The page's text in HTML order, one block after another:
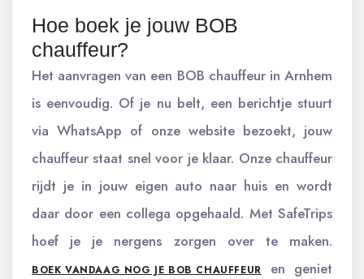
Hoe boek je jouw BOB
chauffeur?
Het aanvragen van een BOB chauffeur in Arnhem
is eenvoudig. Of je nu belt, een berichtje stuurt
via WhatsApp of onze website bezoekt, jouw
chauffeur staat snel voor je klaar. Onze chauffeur
rijdt je in jouw eigen auto naar huis en wordt
daar door een collega opgehaald. Met SafeTrips
hoef je je nergens zorgen over te maken.
BOEK VANDAAG NOG JE BOB CHAUFFEUR en geniet